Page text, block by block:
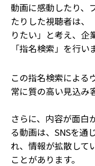
動画に感動したり、
たりした視聴者は、
りたい」と考え、企
「指名検索」を行い
この指名検索による
常に質の高い見込み
さらに、内容が面白
る動画は、SNSを通
れ、情報が拡散して
ことがあります。